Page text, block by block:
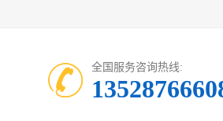
全国服务咨询热线: